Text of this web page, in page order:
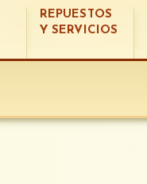
REPUESTOS
Y SERVICIOS